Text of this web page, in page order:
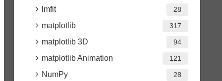
lmfit 28
matplotlib 317
matplotlib 3D 94
matplotlib Animation 121
NumPy 28